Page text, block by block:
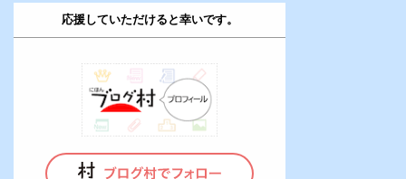
応援していただけると幸いです。